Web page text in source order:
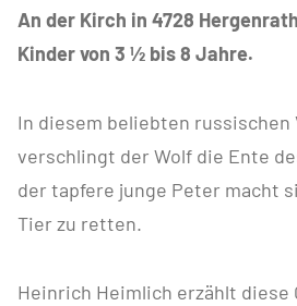
An der Kirch in 4728
Kinder von 3 ½ bis 8 Jahre.
In diesem beliebten russischen
verschlingt der Wolf die Ente
der tapfere junge Peter macht
Tier zu retten.
Heinrich Heimlich erzählt diese